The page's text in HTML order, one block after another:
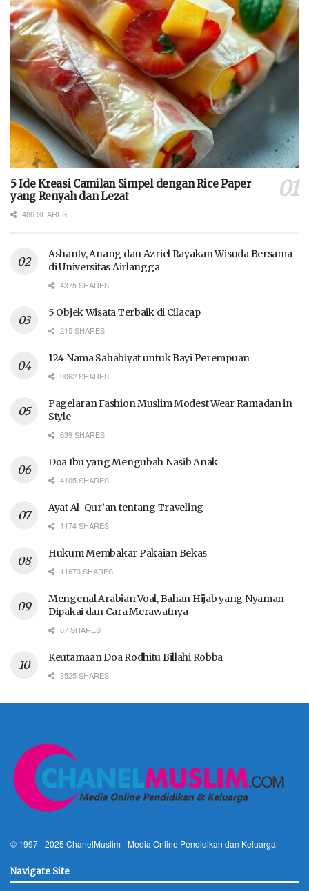
5 Ide Kreasi Camilan Simpel dengan Rice Paper
yang Renyah dan Lezat
486 SHARES
Ashanty, Anang dan Azriel Rayakan Wisuda Bersama
di Universitas Airlangga
4375 SHARES
5 Objek Wisata Terbaik di Cilacap
215 SHARES
124 Nama Sahabiyat untuk Bayi Perempuan
9062 SHARES
Pagelaran Fashion Muslim Modest Wear Ramadan in
Style
639 SHARES
Doa Ibu yang Mengubah Nasib Anak
4105 SHARES
Ayat Al-Qur’an tentang Traveling
1174 SHARES
Hukum Membakar Pakaian Bekas
11673 SHARES
Mengenal Arabian Voal, Bahan Hijab yang Nyaman
Dipakai dan Cara Merawatnya
67 SHARES
Keutamaan Doa Rodhitu Billahi Robba
3525 SHARES
© 1997 - 2025 ChanelMuslim - Media Online Pendidikan dan Keluarga
Navigate Site